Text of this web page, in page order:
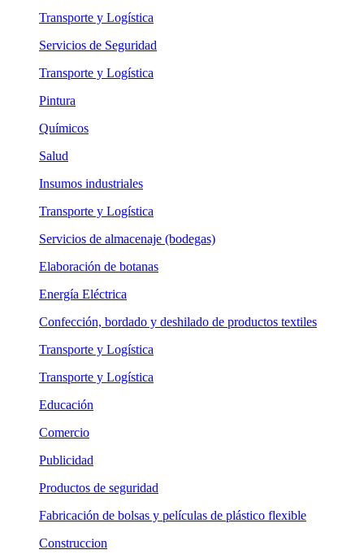
Transporte y Logística
Servicios de Seguridad
Transporte y Logística
Pintura
Químicos
Salud
Insumos industriales
Transporte y Logística
Servicios de almacenaje (bodegas)
Elaboración de botanas
Energía Eléctrica
Confección, bordado y deshilado de productos textiles
Transporte y Logística
Transporte y Logística
Educación
Comercio
Publicidad
Productos de seguridad
Fabricación de bolsas y películas de plástico flexible
Construccion